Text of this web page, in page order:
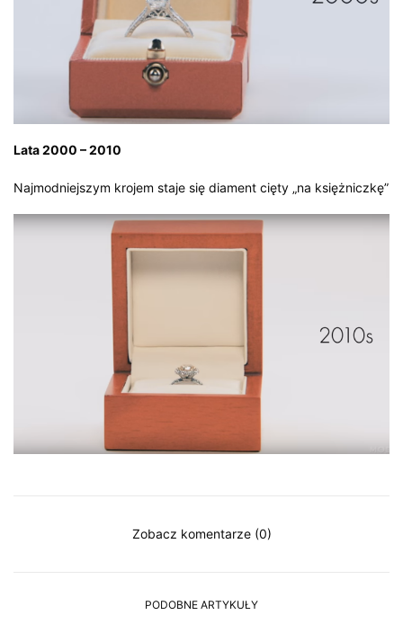
Lata 2000 – 2010
Najmodniejszym krojem staje się diament cięty „na księżniczkę”
Zobacz komentarze (0)
PODOBNE ARTYKUŁY